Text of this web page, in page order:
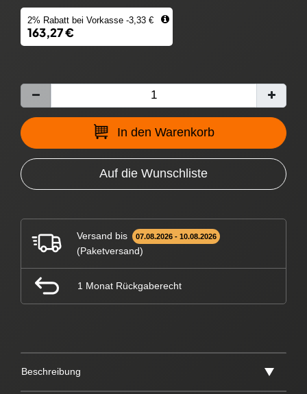
2% Rabatt bei Vorkasse -3,33 €
163,27 €
In den Warenkorb
Auf die Wunschliste
Versand bis 07.08.2026 - 10.08.2026
(Paketversand)
1 Monat Rückgaberecht
Beschreibung